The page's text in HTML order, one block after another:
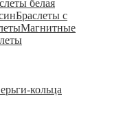
белая
Браслеты с
Магнитные
кольца